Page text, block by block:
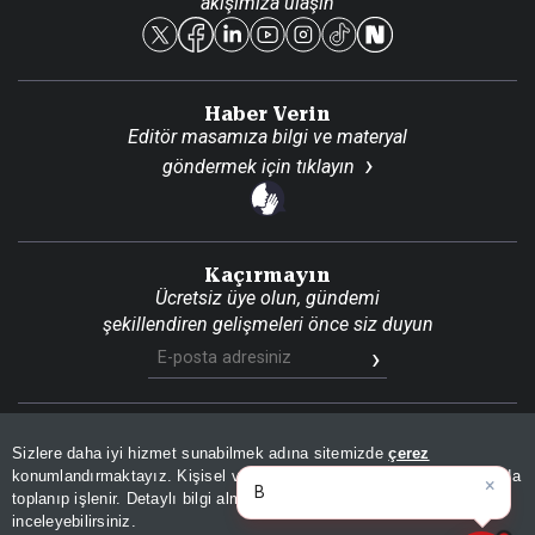
Sizlere daha iyi hizmet sunabilmek adına sitemizdeçerez
konumlandırmaktayız. Kişisel verileriniz, KVKK ve GDPR kapsamında
toplanıp işlenir. Detaylı bilgi almak için
inceleyebilirsiniz.
Reklam Ver
Haber Verin
Editör masamıza bilgi ve materyal
göndermek için tıklayın
Kaçırmayın
Ücretsiz üye olun, gündemi
şekillendiren gelişmeleri önce siz duyun
© 2026 İhlas Medya Grubu. Tüm Hakları Saklıdır
Son DakikaSite HaritasıRSSKVKK Aydınlatma Metni
Gizlilik PolitikasıÇerez Politikası
×
Bugünün öne çıkan